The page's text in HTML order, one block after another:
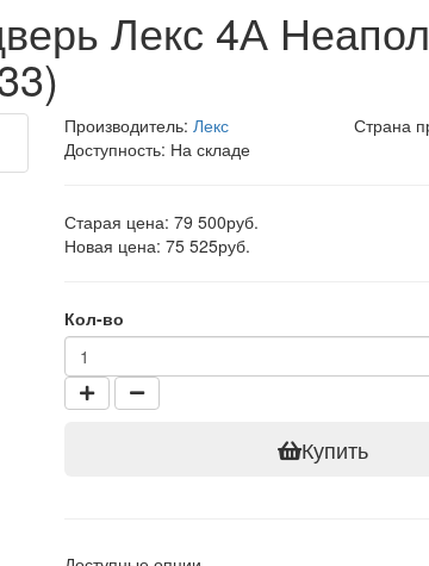
Лекс 4А
Производитель: Лекс Страна
Доступность: На складе
Старая цена: 79 500руб.
Новая цена: 75 525руб.
Кол-во
Купить